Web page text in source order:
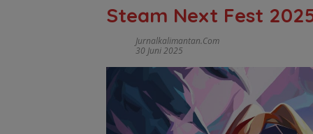
Steam Next Fest
Jurnalkalimantan.com
30 Juni 2025